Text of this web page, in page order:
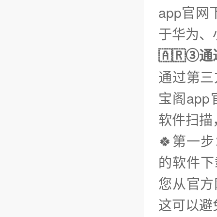
app官网
于华为
🇦🇷③通
通过第
宝阁app
软件扫
🍀第一
的软件
您从官
这可以